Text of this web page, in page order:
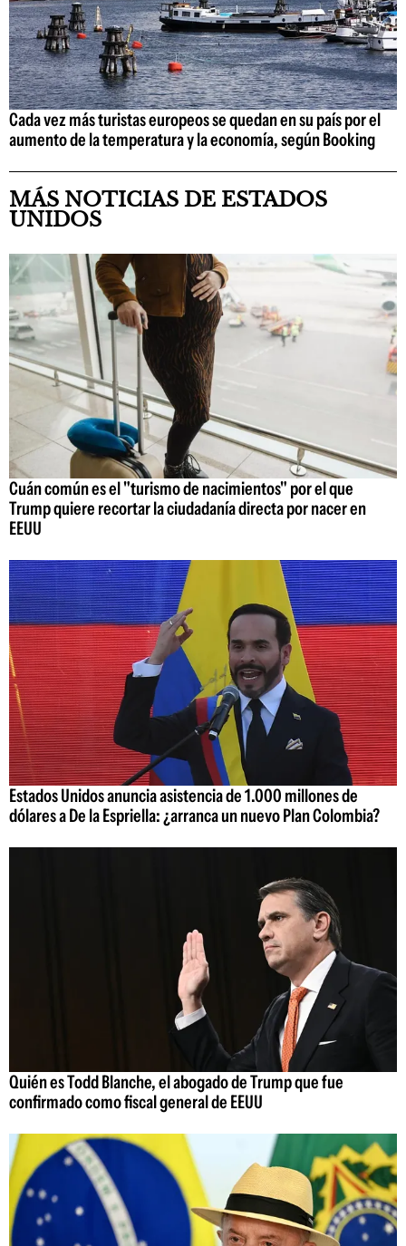
Cada vez más turistas europeos se quedan en su país por el
aumento de la temperatura y la economía, según Booking
MÁS NOTICIAS DE ESTADOS
UNIDOS
Cuán común es el "turismo de nacimientos" por el que
Trump quiere recortar la ciudadanía directa por nacer en
EEUU
Estados Unidos anuncia asistencia de 1.000 millones de
dólares a De la Espriella: ¿arranca un nuevo Plan Colombia?
Quién es Todd Blanche, el abogado de Trump que fue
confirmado como fiscal general de EEUU